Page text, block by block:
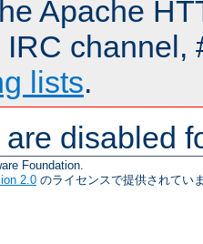
Apache
channel,
lists.
disabled
Foundation.
2.0 のライセンスで提供されてい